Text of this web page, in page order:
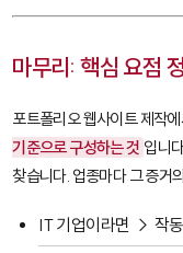
마무리: 핵심 요점
포트폴리오 웹사이트 제작
기준으로 구성하는 것 입니
찾습니다. 업종마다 그 증거
IT 기업이라면 → 작